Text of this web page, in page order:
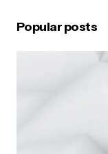
Popular posts